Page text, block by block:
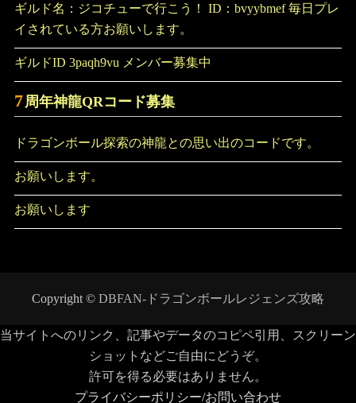
ギルド名：ジコチューで行こう！ ID：bvyybmef 毎日プレ
イされている方お願いします。
ギルドID 3paqh9vu メンバー募集中
7 周年神龍QRコード募集
ドラゴンボール探索の神龍との思い出のコードです。
お願いします。
お願いします
Copyright © DBFAN-ドラゴンボールレジェンズ攻略
当サイトへのリンク、記事やデータのコピペ引用、スクリーン
ショットなどご自由にどうぞ。
許可を得る必要はありません。
プライバシーポリシー/お問い合わせ